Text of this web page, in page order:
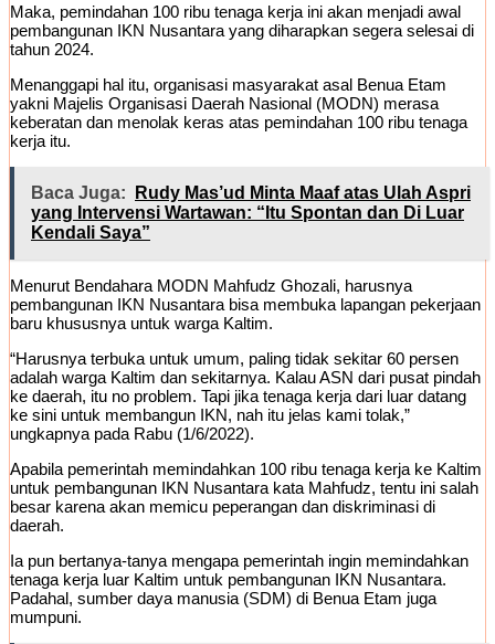
Maka, pemindahan 100 ribu tenaga kerja ini akan menjadi awal
pembangunan IKN Nusantara yang diharapkan segera selesai di
tahun 2024.
Menanggapi hal itu, organisasi masyarakat asal Benua Etam
yakni Majelis Organisasi Daerah Nasional (MODN) merasa
keberatan dan menolak keras atas pemindahan 100 ribu tenaga
kerja itu.
Baca Juga:
Rudy Mas’ud Minta Maaf atas Ulah Aspri
yang Intervensi Wartawan: “Itu Spontan dan Di Luar
Kendali Saya”
Menurut Bendahara MODN Mahfudz Ghozali, harusnya
pembangunan IKN Nusantara bisa membuka lapangan pekerjaan
baru khususnya untuk warga Kaltim.
“Harusnya terbuka untuk umum, paling tidak sekitar 60 persen
adalah warga Kaltim dan sekitarnya. Kalau ASN dari pusat pindah
ke daerah, itu no problem. Tapi jika tenaga kerja dari luar datang
ke sini untuk membangun IKN, nah itu jelas kami tolak,”
ungkapnya pada Rabu (1/6/2022).
Apabila pemerintah memindahkan 100 ribu tenaga kerja ke Kaltim
untuk pembangunan IKN Nusantara kata Mahfudz, tentu ini salah
besar karena akan memicu peperangan dan diskriminasi di
daerah.
Ia pun bertanya-tanya mengapa pemerintah ingin memindahkan
tenaga kerja luar Kaltim untuk pembangunan IKN Nusantara.
Padahal, sumber daya manusia (SDM) di Benua Etam juga
mumpuni.